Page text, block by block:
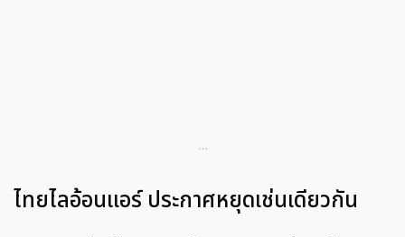
…
ไทยไลอ้อนแอร์ ประกาศหยุดเช่นเดียวกัน